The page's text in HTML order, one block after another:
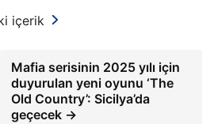
içerik
Mafia serisinin 2025 yılı için
duyurulan yeni oyunu ‘The
Old Country’: Sicilya’da
geçecek →